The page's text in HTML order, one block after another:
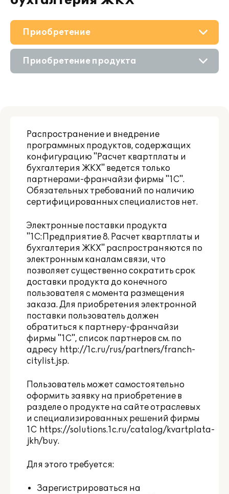
О решении
Приобретение
Материалы
Партнерам
Приобретение продукта
Распространение и внедрение
программных продуктов, содержащих
конфигурацию "Расчет квартплаты и
бухгалтерия ЖКХ" ведется только
партнерами-франчайзи фирмы "1С".
Обязательных требований по наличию
сертифицированных специалистов нет.
Электронные поставки продукта
"1С:Предприятие 8. Расчет квартплаты и
бухгалтерия ЖКХ" распространяются по
электронным каналам связи, что
позволяет существенно сократить срок
доставки продукта до конечного
пользователя с момента размещения
заказа. Для приобретения электронной
поставки пользователь должен
обратиться к партнеру-франчайзи
фирмы "1С", список партнеров см. по
адресу http://1c.ru/rus/partners/franch-
citylist.jsp.
Пользователь может самостоятельно
оформить заявку на приобретение в
разделе о продукте на сайте отраслевых
и специализированных решений фирмы
1С https://solutions.1c.ru/catalog/kvartplata-
jkh/buy.
Для этого требуется:
Зарегистрироваться на